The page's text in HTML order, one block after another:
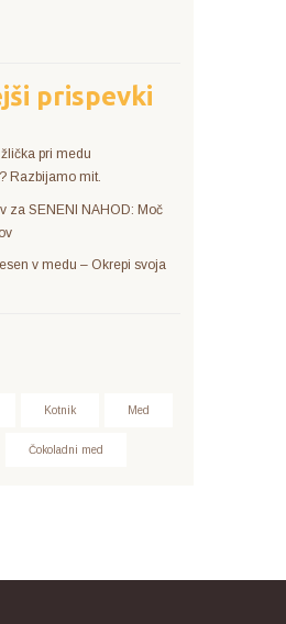
prispevki
pri medu
Razbijamo mit.
za SENENI NAHOD: Moč
v medu – Okrepi svoja
Kotnik Med
Čokoladni med